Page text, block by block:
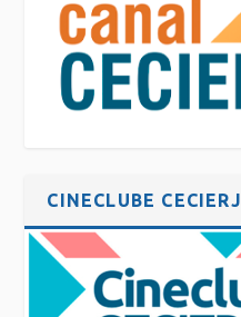
CINECLUBE CECIERJ